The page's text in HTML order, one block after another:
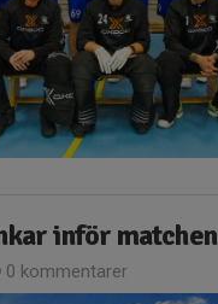
inför matchen
0 kommentarer